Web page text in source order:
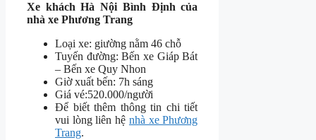
Xe khách Hà Nội Bình Định của
nhà xe Phương Trang
Loại xe: giường nằm 46 chỗ
Tuyến đường: Bến xe Giáp Bát
– Bến xe Quy Nhon
Giờ xuất bến: 7h sáng
Giá vé:520.000/người
Để biết thêm thông tin chi tiết
vui lòng liên hệ nhà xe Phương
Trang.